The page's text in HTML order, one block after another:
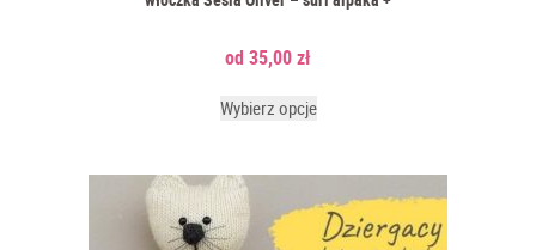
35,00zł
Wybierz opcje